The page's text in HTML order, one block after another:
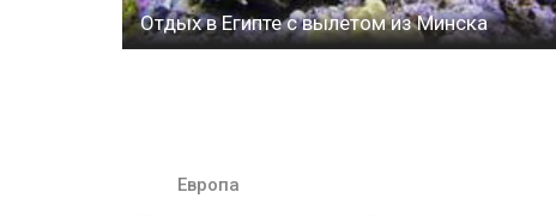
Отдых в Египте с вылетом из Минска
Европа